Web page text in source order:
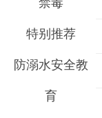
禁毒
特别推荐
防溺水安全教
育